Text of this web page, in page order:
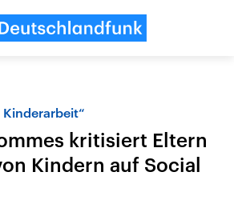
kritisiert Eltern
Kindern auf Social